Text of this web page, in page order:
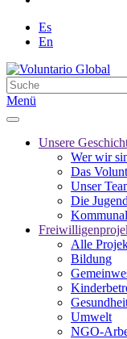
Es
En
Menü
Unsere
Wer wir
Das
Unser
Die
Alle
Bildung
Umwelt
NGO-